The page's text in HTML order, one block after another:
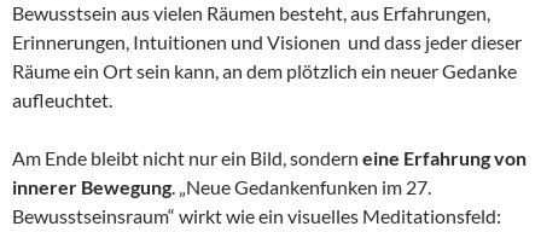
Bewusstsein aus vielen Räumen besteht, aus Erfahrungen,
Erinnerungen, Intuitionen und Visionen und dass jeder dieser
Räume ein Ort sein kann, an dem plötzlich ein neuer Gedanke
aufleuchtet.
Am Ende bleibt nicht nur ein Bild, sondern eine Erfahrung von
innerer Bewegung. „Neue Gedankenfunken im 27.
Bewusstseinsraum“ wirkt wie ein visuelles Meditationsfeld: